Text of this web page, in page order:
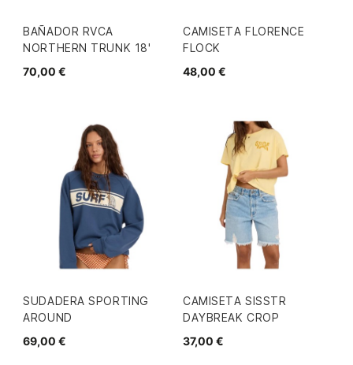
BAÑADOR RVCA
NORTHERN TRUNK 18'
70,00 €
CAMISETA FLORENCE
FLOCK
48,00 €
SUDADERA SPORTING
AROUND
69,00 €
CAMISETA SISSTR
DAYBREAK CROP
37,00 €